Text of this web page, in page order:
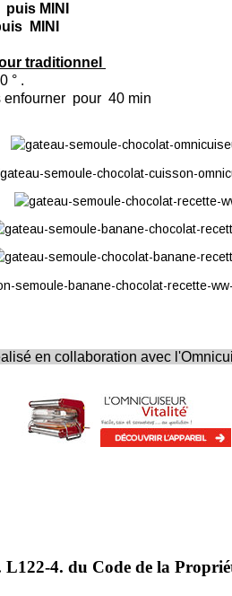
MINI
MINI
traditionnel
° .
enfourner pour 40 min
en collaboration avec
L122-4. du Code de la